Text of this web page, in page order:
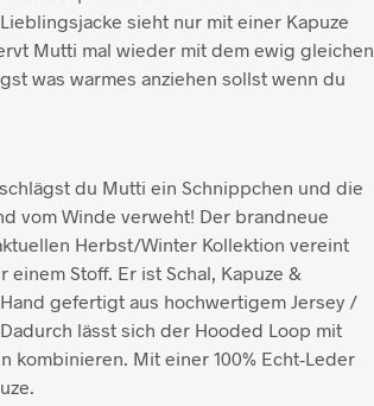
sieht nur mit einer Kapuze
Mutti mal wieder mit dem ewig gleichen
was warmes anziehen sollst wenn du
du Mutti ein Schnippchen und die
vom Winde verweht! Der brandneue
Herbst/Winter Kollektion vereint
Stoff. Er ist Schal, Kapuze &
gefertigt aus hochwertigem Jersey /
lässt sich der Hooded Loop mit
kombinieren. Mit einer 100% Echt-Leder